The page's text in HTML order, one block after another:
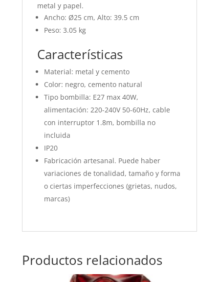
metal y papel.
Ancho: Ø25 cm, Alto: 39.5 cm
Peso: 3.05 kg
Características
Material: metal y cemento
Color: negro, cemento natural
Tipo bombilla: E27 max 40W,
alimentación: 220-240V 50-60Hz, cable
con interruptor 1.8m, bombilla no
incluida
IP20
Fabricación artesanal. Puede haber
variaciones de tonalidad, tamaño y forma
o ciertas imperfecciones (grietas, nudos,
marcas)
Productos relacionados